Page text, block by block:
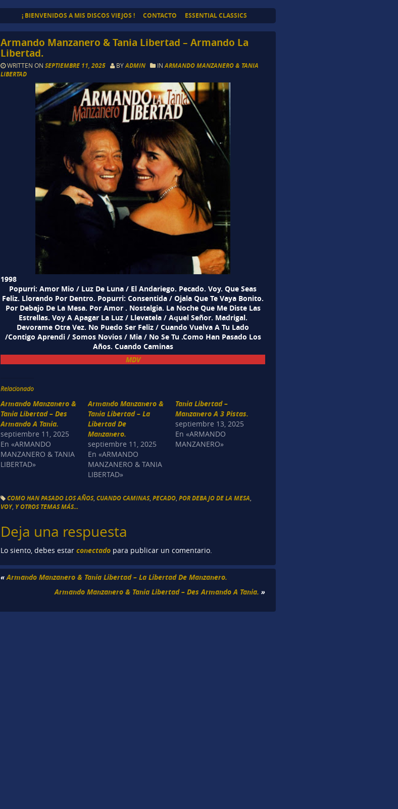
¡ BIENVENIDOS A MIS DISCOS VIEJOS ! CONTACTO ESSENTIAL CLASSICS
Armando Manzanero & Tania Libertad – Armando La
Libertad.
WRITTEN ONSEPTIEMBRE 11, 2025 BYADMIN INARMANDO MANZANERO & TANIA
LIBERTAD
1998
Popurri: Amor Mio / Luz De Luna / El Andariego. Pecado. Voy. Que Seas
Feliz. Llorando Por Dentro. Popurri: Consentida / Ojala Que Te Vaya Bonito.
Por Debajo De La Mesa. Por Amor . Nostalgia. La Noche Que Me Diste Las
Estrellas. Voy A Apagar La Luz / Llevatela / Aquel Señor. Madrigal.
Devorame Otra Vez. No Puedo Ser Feliz / Cuando Vuelva A Tu Lado
/Contigo Aprendi / Somos Novios / Mia / No Se Tu .Como Han Pasado Los
Años. Cuando Caminas
MDV
Relacionado
Armando Manzanero &
Tania Libertad – Des
Armando A Tania.
septiembre 11, 2025
En «ARMANDO
MANZANERO & TANIA
LIBERTAD»
Armando Manzanero &
Tania Libertad – La
Libertad De
Manzanero.
septiembre 11, 2025
En «ARMANDO
MANZANERO & TANIA
LIBERTAD»
Tania Libertad –
Manzanero A 3 Pistas.
septiembre 13, 2025
En «ARMANDO
MANZANERO»
COMO HAN PASADO LOS AÑOS,CUANDO CAMINAS,PECADO ,POR DEBAJO DE LA MESA
VOY, Y OTROS TEMAS MÁS...
Deja una respuesta
Lo siento, debes estarconectado para publicar un comentario.
«Armando Manzanero & Tania Libertad – La Libertad De Manzanero.
Armando Manzanero & Tania Libertad – Des Armando A Tania. »